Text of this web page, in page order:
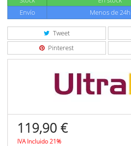
Envío
Menos de 24h
Tweet
Pinterest
119,90 €
IVA Incluido 21%